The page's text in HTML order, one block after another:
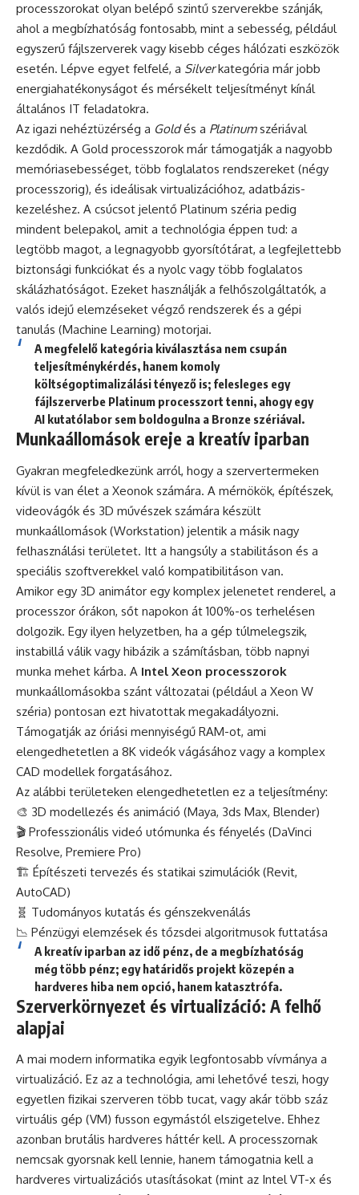
processzorokat olyan belépő szintű szerverekbe szánják,
ahol a megbízhatóság fontosabb, mint a sebesség, például
egyszerű fájlszerverek vagy kisebb céges hálózati eszközök
esetén. Lépve egyet felfelé, a Silverkategória már jobb
energiahatékonyságot és mérsékelt teljesítményt kínál
általános IT feladatokra.
Az igazi nehéztüzérség a Goldés a Platinumszériával
kezdődik. A Gold processzorok már támogatják a nagyobb
memóriasebességet, több foglalatos rendszereket (négy
processzorig), és ideálisak virtualizációhoz, adatbázis-
kezeléshez. A csúcsot jelentő Platinum széria pedig
mindent belepakol, amit a technológia éppen tud: a
legtöbb magot, a legnagyobb gyorsítótárat, a legfejlettebb
biztonsági funkciókat és a nyolc vagy több foglalatos
skálázhatóságot. Ezeket használják a felhőszolgáltatók, a
valós idejű elemzéseket végző rendszerek és a gépi
tanulás (Machine Learning) motorjai.
A megfelelő kategória kiválasztása nem csupán
teljesítménykérdés, hanem komoly
költségoptimalizálási tényező is; felesleges egy
fájlszerverbe Platinum processzort tenni, ahogy egy
AI kutatólabor sem boldogulna a Bronze szériával.
Munkaállomások ereje a kreatív iparban
Gyakran megfeledkezünk arról, hogy a szervertermeken
kívül is van élet a Xeonok számára. A mérnökök, építészek,
videovágók és 3D művészek számára készült
munkaállomások (Workstation) jelentik a másik nagy
felhasználási területet. Itt a hangsúly a stabilitáson és a
speciális szoftverekkel való kompatibilitáson van.
Amikor egy 3D animátor egy komplex jelenetet renderel, a
processzor órákon, sőt napokon át 100%-os terhelésen
dolgozik. Egy ilyen helyzetben, ha a gép túlmelegszik,
instabillá válik vagy hibázik a számításban, több napnyi
munka mehet kárba. A Intel Xeon processzorok
munkaállomásokba szánt változatai (például a Xeon W
széria) pontosan ezt hivatottak megakadályozni.
Támogatják az óriási mennyiségű RAM-ot, ami
elengedhetetlen a 8K videók vágásához vagy a komplex
CAD modellek forgatásához.
Az alábbi területeken elengedhetetlen ez a teljesítmény:
🎨 3D modellezés és animáció (Maya, 3ds Max, Blender)
🎬 Professzionális videó utómunka és fényelés (DaVinci
Resolve, Premiere Pro)
🏗️ Építészeti tervezés és statikai szimulációk (Revit,
AutoCAD)
🧬 Tudományos kutatás és génszekvenálás
📉 Pénzügyi elemzések és tőzsdei algoritmusok futtatása
A kreatív iparban az idő pénz, de a megbízhatóság
még több pénz; egy határidős projekt közepén a
hardveres hiba nem opció, hanem katasztrófa.
Szerverkörnyezet és virtualizáció: A felhő
alapjai
A mai modern informatika egyik legfontosabb vívmánya a
virtualizáció. Ez az a technológia, ami lehetővé teszi, hogy
egyetlen fizikai szerveren több tucat, vagy akár több száz
virtuális gép (VM) fusson egymástól elszigetelve. Ehhez
azonban brutális hardveres háttér kell. A processzornak
nemcsak gyorsnak kell lennie, hanem támogatnia kell a
hardveres virtualizációs utasításokat (mint az Intel VT-x és